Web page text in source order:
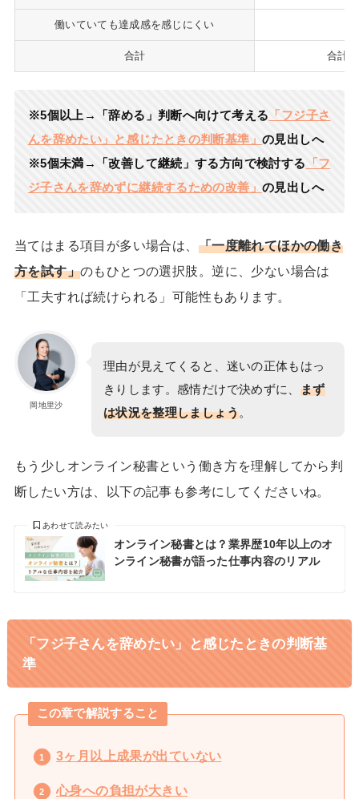
働いていても達成感を感じにくい
合計 合
※5個以上→「辞める」判断へ向けて考える 「フジ子さ
んを辞めたい」と感じたときの判断基準」の見出しへ
※5個未満→「改善して継続」する方向で検討する 「フ
ジ子さんを辞めずに継続するための改善」の見出しへ
当てはまる項目が多い場合は、 「一度離れてほかの働き
方を試す」のもひとつの選択肢。逆に、少ない場合は
「工夫すれば続けられる」可能性もあります。
岡地里沙
理由が見えてくると、迷いの正体もはっ
きりします。感情だけで決めずに、 まず
は状況を整理しましょう。
もう少しオンライン秘書という働き方を理解してから判
断したい方は、以下の記事も参考にしてくださいね。
オンライン秘書とは？業界歴10年以上のオ
ンライン秘書が語った仕事内容のリアル
あわせて読みたい
「フジ子さんを辞めたい」と感じたときの判断基
準
この章で解説すること
3ヶ月以上成果が出ていない
心身への負担が大きい